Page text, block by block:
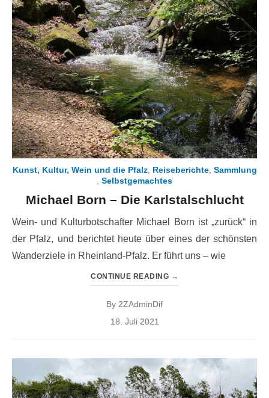
Kunst, Kultur, Wein und die Pfalz, Reiseberichte, Sammlung
, Selbstgemachtes
Michael Born – Die Karlstalschlucht
Wein- und Kulturbotschafter Michael Born ist „zurück“ in
der Pfalz, und berichtet heute über eines der schönsten
Wanderziele in Rheinland-Pfalz. Er führt uns – wie
CONTINUE READING →
By 2ZAdminDif
Posted
18. Juli 2021